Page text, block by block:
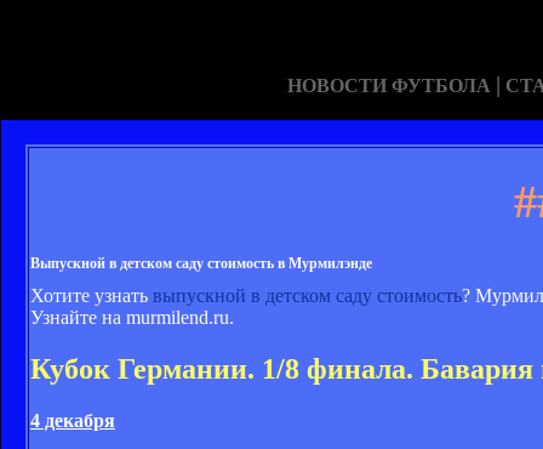
НОВОСТИ ФУТБОЛА |
Выпускной в детском саду стоимость в Мурмилэнде
Хотите узнать выпускной в детском саду стоимость?
Узнайте на murmilend.ru.
Кубок Германии. 1/8 финала. Бавария
4 декабря